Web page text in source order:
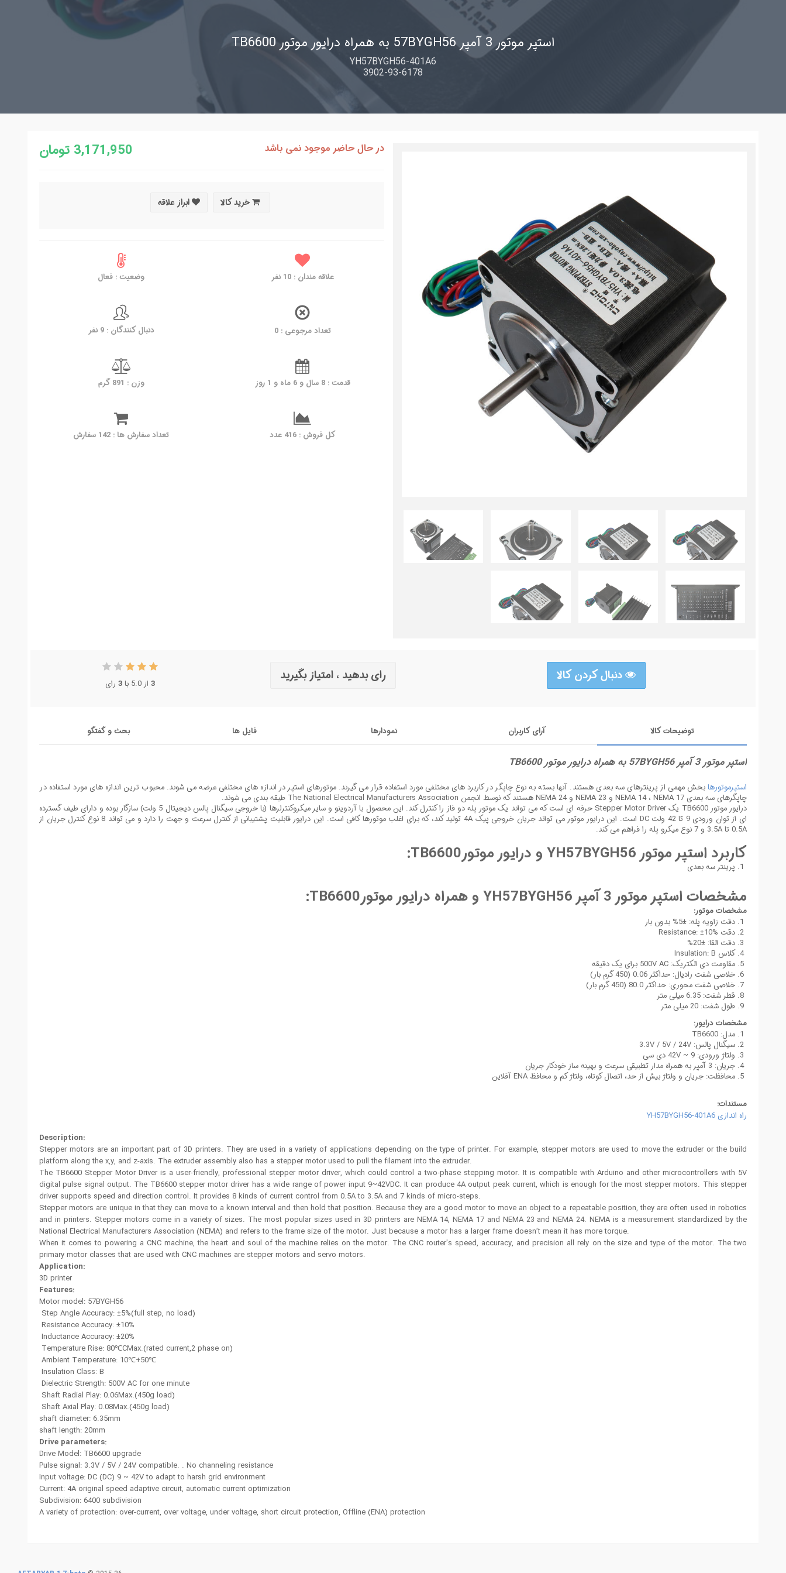
استپر موتور 3 آمپر 57BYGH56 به همراه درایور موتور TB6600
YH57BYGH56-401A6
3902-93-6178
3,171,950 تومان در حال حاضر موجود نمی باشد
خرید کالا ابراز علاقه
علاقه مندان :10 نفر وضعیت : فعال
تعداد مرجوعی : 0 دنبال کنندگان : 9 نفر
قدمت : 8 سال و 6 ماه و 1 روز وزن : 891 گرم
کل فروش : 416 عدد تعداد سفارش ها : 142 سفارش
3 از 5.0 با 3 رای
رای بدهید ، امتیاز بگیرید دنبال کردن کالا
توضیحات کالا آرای کاربران نمودارها فایل ها بحث و گفتگو
استپر موتور 3 آمپر 57BYGH56 به همراه درایور موتور TB6600
استپرموتورهابخش مهمی از پرینترهای سه بعدی هستند. آنها بسته به نوع چاپگر در کاربرد های مختلفی مورد استفاده قرار می گیرند. موتورهای استپر در اندازه های مختلفی عرضه می شوند. محبوب ترین اندازه های مورد استفاده در
چاپگرهای سه بعدی NEMA 14 ، NEMA 17 و NEMA 23 و NEMA 24 هستند که نوسط انجمن The National Electrical Manufacturers Association طبقه بندی می شوند.
درایور موتور TB6600
یک Stepper Motor Driver حرفه ای است که می تواند یک موتور پله دو فاز را کنترل کند. این محصول با آردوینو و سایر میکروکنترلرها (با خروجی سیگنال پالس دیجیتال 5 ولت) سازگار بوده و دارای طیف گسترده
ای از توان ورودی 9 تا 42 ولت DC است. این درایور موتور می تواند جریان خروجی پیک 4A تولید کند، که برای اغلب موتورها کافی است. این درایور قابلیت پشتیبانی از کنترل سرعت و جهت را دارد و می تواند 8 نوع کنترل جریان از
0.5A تا 3.5A و 7 نوع میکرو پله را فراهم می کند.
کاربرد استپر موتور YH57BYGH56 و درایور موتورTB6600:
پرینتر سه بعدی
مشخصات استپر موتور 3 آمپر YH57BYGH56 و همراه درایور موتورTB6600:
مشخصات موتور:
دقت زاویه پله: ±5% بدون بار
دقت Resistance: ±10%
دقت القا: ±20%
کلاس Insulation: B
مقاومت دی الکتریک: 500V AC برای یک دقیقه
خلاصی شفت رادیال: حداکثر 0.06 (450 گرم بار)
خلاصی شفت محوری: حداکثر 80.0 (450 گرم بار)
قطر شفت: 6.35 میلی متر
طول شفت: 20 میلی متر
مشخصات درایور:
مدل: TB6600
سیگنال پالس: 3.3V / 5V / 24V
ولتاژ ورودی: 9 ~ 42V دی سی
جریان: 3 آمپر به همراه مدار تطبیقی سرعت و بهینه ساز خودکار جریان
محافظت: جریان و ولتاژ بیش از حد، اتصال کوتاه، ولتاژ کم و محافظ ENA آفلاین
مستندات:
راه اندازی YH57BYGH56-401A6
Description:
Stepper motors are an important part of 3D printers. They are used in a variety of applications depending on the type of printer. For example, stepper motors are used to move the extruder or the build
platform along the x,y, and z-axis. The extruder assembly also has a stepper motor used to pull the filament into the extruder.
The TB6600 Stepper Motor Driver is a user-friendly, professional stepper motor driver, which could control a two-phase stepping motor. It is compatible with Arduino and other microcontrollers with 5V
digital pulse signal output. The TB6600 stepper motor driver has a wide range of power input 9~42VDC. It can produce 4A output peak current, which is enough for the most stepper motors. This stepper
driver supports speed and direction control. It provides 8 kinds of current control from 0.5A to 3.5A and 7 kinds of micro-steps.
Stepper motors are unique in that they can move to a known interval and then hold that position. Because they are a good motor to move an object to a repeatable position, they are often used in robotics
and in printers. Stepper motors come in a variety of sizes. The most popular sizes used in 3D printers are NEMA 14, NEMA 17 and NEMA 23 and NEMA 24. NEMA is a measurement standardized by the
National Electrical Manufacturers Association (NEMA) and refers to the frame size of the motor. Just because a motor has a larger frame doesn’t mean it has more torque.
When it comes to powering a CNC machine, the heart and soul of the machine relies on the motor. The CNC router's speed, accuracy, and precision all rely on the size and type of the motor. The two
primary motor classes that are used with CNC machines are stepper motors and servo motors.
Application:
3D printer
Features:
Motor model: 57BYGH56
Step Angle Accuracy: ±5%(full step, no load)
Resistance Accuracy: ±10%
Inductance Accuracy: ±20%
Temperature Rise: 80℃CMax.(rated current,2 phase on)
Ambient Temperature: 10℃+50℃
Insulation Class: B
Dielectric Strength: 500V AC for one minute
Shaft Radial Play: 0.06Max.(450g load)
Shaft Axial Play: 0.08Max.(450g load)
shaft diameter: 6.35mm
shaft length: 20mm
Drive parameters:
Drive Model: TB6600 upgrade
Pulse signal: 3.3V / 5V / 24V compatible. . No channeling resistance
Input voltage: DC (DC) 9 ~ 42V to adapt to harsh grid environment
Current: 4A original speed adaptive circuit, automatic current optimization
Subdivision: 6400 subdivision
A variety of protection: over-current, over voltage, under voltage, short circuit protection, Offline (ENA) protection